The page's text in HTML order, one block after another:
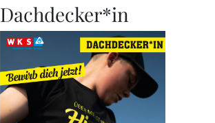
Dachdecker*in